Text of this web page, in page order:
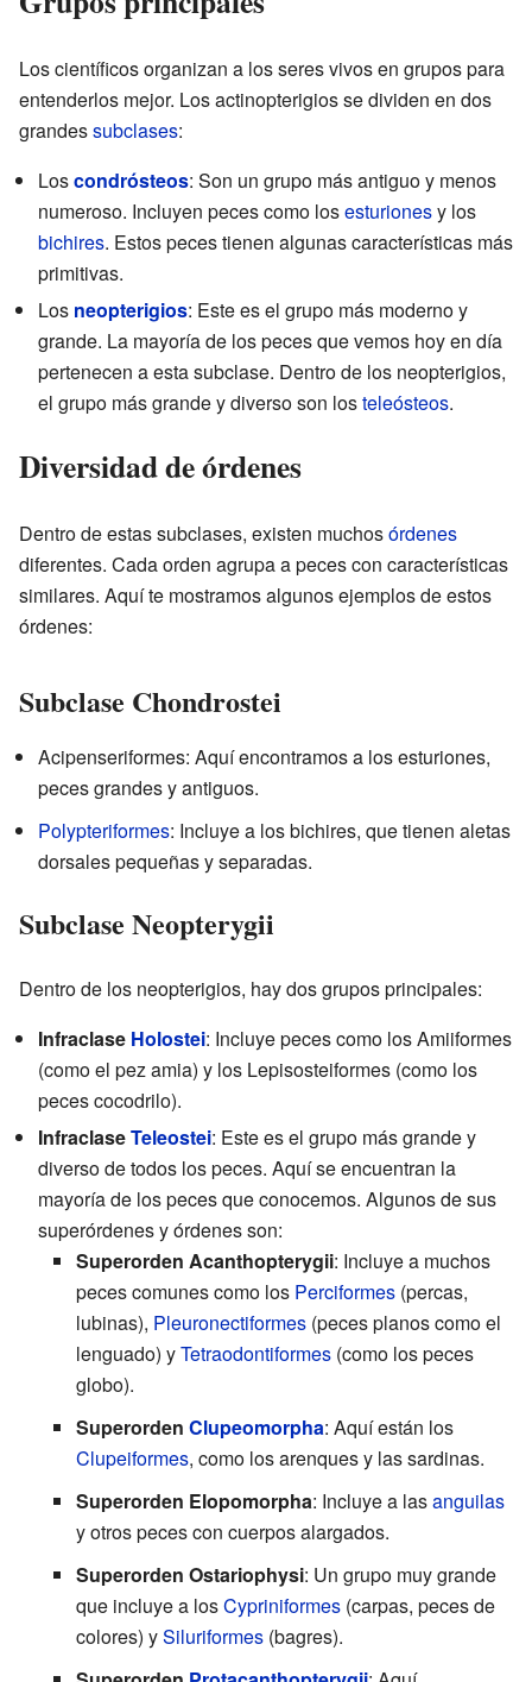
Los científicos organizan a los seres vivos en grupos para
entenderlos mejor. Los actinopterigios se dividen en dos
grandessubclases:
Loscondrósteos: Son un grupo más antiguo y menos
numeroso. Incluyen peces como losesturionesy los
bichires. Estos peces tienen algunas características más
primitivas.
Los neopterigios: Este es el grupo más moderno y
grande. La mayoría de los peces que vemos hoy en día
pertenecen a esta subclase. Dentro de los neopterigios,
el grupo más grande y diverso son losteleósteos.
Diversidad de órdenes
Dentro de estas subclases, existen muchosórdenes
diferentes. Cada orden agrupa a peces con características
similares. Aquí te mostramos algunos ejemplos de estos
órdenes:
Subclase Chondrostei
Acipenseriformes: Aquí encontramos a los esturiones,
peces grandes y antiguos.
Polypteriformes: Incluye a los bichires, que tienen aletas
dorsales pequeñas y separadas.
Subclase Neopterygii
Dentro de los neopterigios, hay dos grupos principales:
Infraclase Holostei: Incluye peces como los Amiiformes
(como el pez amia) y los Lepisosteiformes (como los
peces cocodrilo).
InfraclaseTeleostei: Este es el grupo más grande y
diverso de todos los peces. Aquí se encuentran la
mayoría de los peces que conocemos. Algunos de sus
superórdenes y órdenes son:
Superorden Acanthopterygii: Incluye a muchos
peces comunes como los Perciformes (percas,
lubinas), Pleuronectiformes (peces planos como el
lenguado) yTetraodontiformes (como los peces
globo).
Superorden Clupeomorpha: Aquí están los
Clupeiformes, como los arenques y las sardinas.
Superorden Elopomorpha: Incluye a lasanguilas
y otros peces con cuerpos alargados.
Superorden Ostariophysi: Un grupo muy grande
que incluye a losCypriniformes (carpas, peces de
colores) ySiluriformes (bagres).